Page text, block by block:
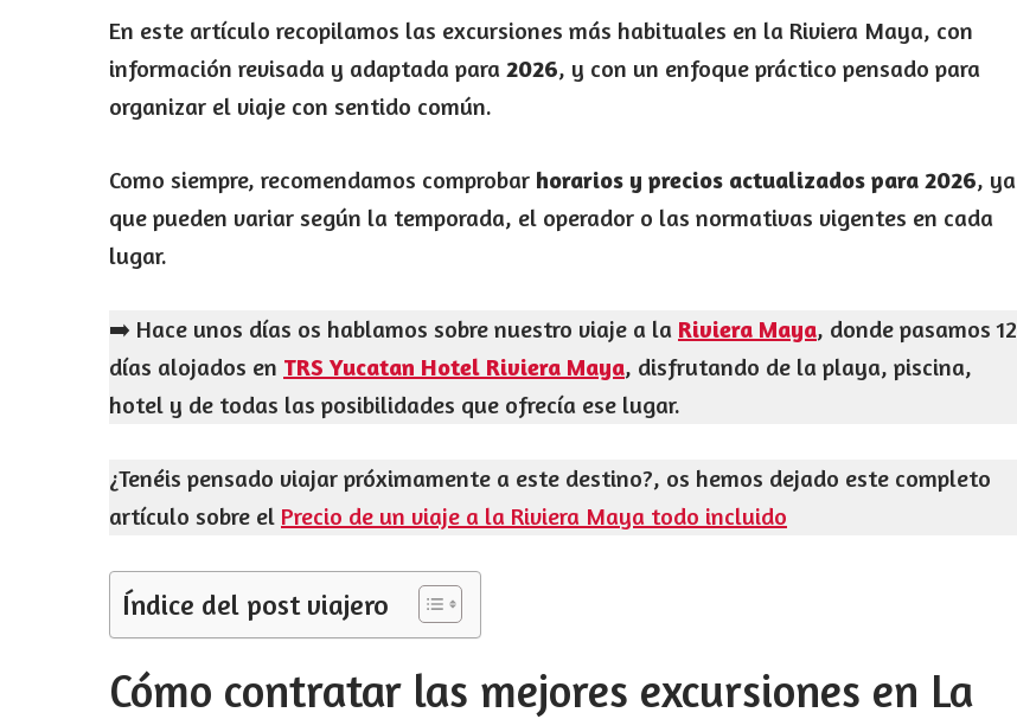
En este artículo recopilamos las excursiones más habituales en la Riviera Maya, con
información revisada y adaptada para 2026, y con un enfoque práctico pensado para
organizar el viaje con sentido común.
Como siempre, recomendamos comprobar horarios y precios actualizados para 2026, ya
que pueden variar según la temporada, el operador o las normativas vigentes en cada
lugar.
➡️ Hace unos días os hablamos sobre nuestro viaje a la Riviera Maya, donde pasamos 12
días alojados en TRS Yucatan Hotel Riviera Maya, disfrutando de la playa, piscina,
hotel y de todas las posibilidades que ofrecía ese lugar.
¿Tenéis pensado viajar próximamente a este destino?, os hemos dejado este completo
artículo sobre el Precio de un viaje a la Riviera Maya todo incluido
Índice del post viajero
Cómo contratar las mejores excursiones en La